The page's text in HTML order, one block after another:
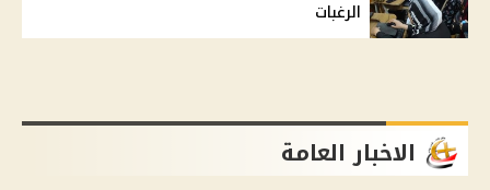
الرغبات
الاخبار العامة